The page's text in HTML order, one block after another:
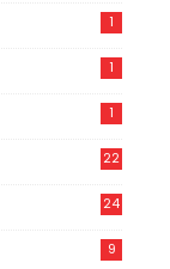
1
1
1
22
24
9